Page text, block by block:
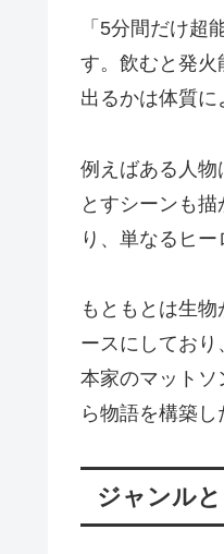
「5分間だけ
す。飲むと発
出るかは体質に
例えばある人物
とすシーンも
り、単なるヒ
もともとは生
ースにしてお
本家のマット
ら物語を構築し
ジャンル